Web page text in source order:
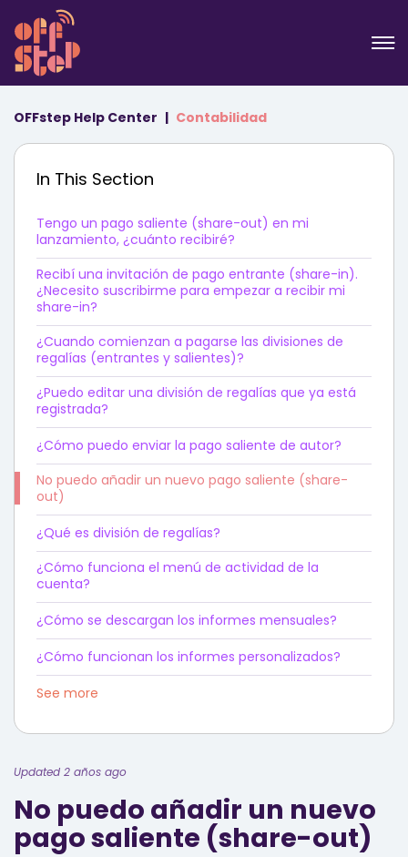
OFFstep Help Center Contabilidad
In This Section
Tengo un pago saliente (share-out) en mi
lanzamiento, ¿cuánto recibiré?
Recibí una invitación de pago entrante (share-in).
¿Necesito suscribirme para empezar a recibir mi
share-in?
¿Cuando comienzan a pagarse las divisiones de
regalías (entrantes y salientes)?
¿Puedo editar una división de regalías que ya está
registrada?
¿Cómo puedo enviar la pago saliente de autor?
No puedo añadir un nuevo pago saliente (share-
out)
¿Qué es división de regalías?
¿Cómo funciona el menú de actividad de la
cuenta?
¿Cómo se descargan los informes mensuales?
¿Cómo funcionan los informes personalizados?
See more
Updated 2 años ago
No puedo añadir un nuevo
pago saliente (share-out)